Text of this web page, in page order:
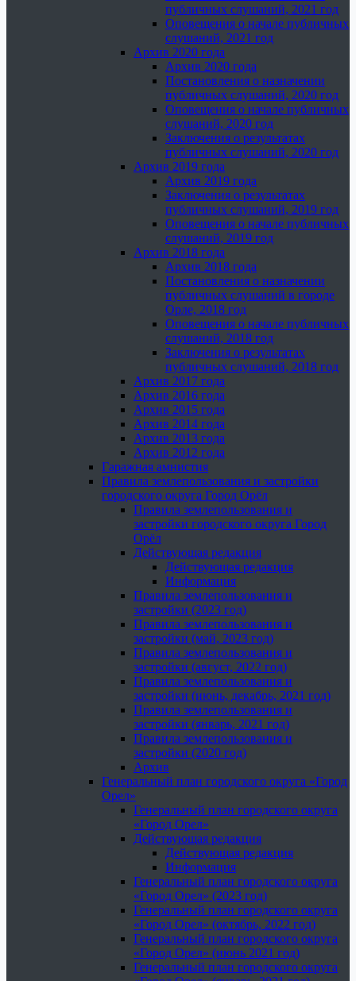
публичных слушаний, 2021 год
Оповещения о начале публичных
слушаний, 2021 год
Архив 2020 года
Архив 2020 года
Постановления о назначении
публичных слушаний, 2020 год
Оповещения о начале публичных
слушаний, 2020 год
Заключения о результатах
публичных слушаний, 2020 год
Архив 2019 года
Архив 2019 года
Заключения о результатах
публичных слушаний, 2019 год
Оповещения о начале публичных
слушаний, 2019 год
Архив 2018 года
Архив 2018 года
Постановления о назначении
публичных слушаний в городе
Орле, 2018 год
Оповещения о начале публичных
слушаний, 2018 год
Заключения о результатах
публичных слушаний, 2018 год
Архив 2017 года
Архив 2016 года
Архив 2015 года
Архив 2014 года
Архив 2013 года
Архив 2012 года
Гаражная амнистия
Правила землепользования и застройки
городского округа Город Орёл
Правила землепользования и
застройки городского округа Город
Орёл
Действующая редакция
Действующая редакция
Информация
Правила землепользования и
застройки (2023 год)
Правила землепользования и
застройки (май, 2023 год)
Правила землепользования и
застройки (август, 2022 год)
Правила землепользования и
застройки (июнь, декабрь, 2021 год)
Правила землепользования и
застройки (январь, 2021 год)
Правила землепользования и
застройки (2020 год)
Архив
Генеральный план городского округа «Город
Орел»
Генеральный план городского округа
«Город Орел»
Действующая редакция
Действующая редакция
Информация
Генеральный план городского округа
«Город Орел» (2023 год)
Генеральный план городского округа
«Город Орел» (октябрь, 2022 год)
Генеральный план городского округа
«Город Орел» (июнь 2021 год)
Генеральный план городского округа